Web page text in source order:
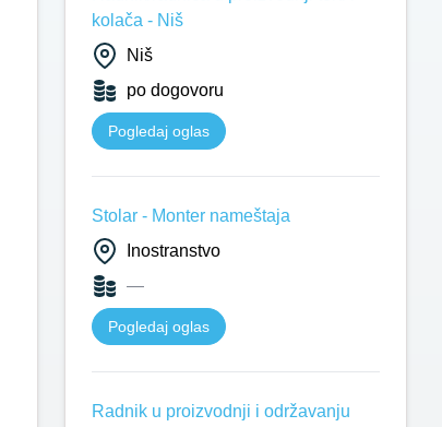
kolača - Niš
Niš
po dogovoru
Pogledaj oglas
Stolar - Monter nameštaja
Inostranstvo
—
Pogledaj oglas
Radnik u proizvodnji i održavanju